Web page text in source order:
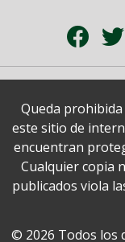
Queda
este sitio de
encuentran
Cualquier copia
publicados viola
© 2026 Todos los